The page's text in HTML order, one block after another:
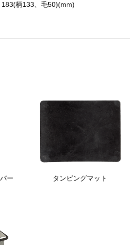
183(柄133、毛50)(mm)
ー タンピングマット